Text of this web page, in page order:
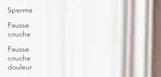
Sperme
Fausse
couche
Fausse
couche
douleur